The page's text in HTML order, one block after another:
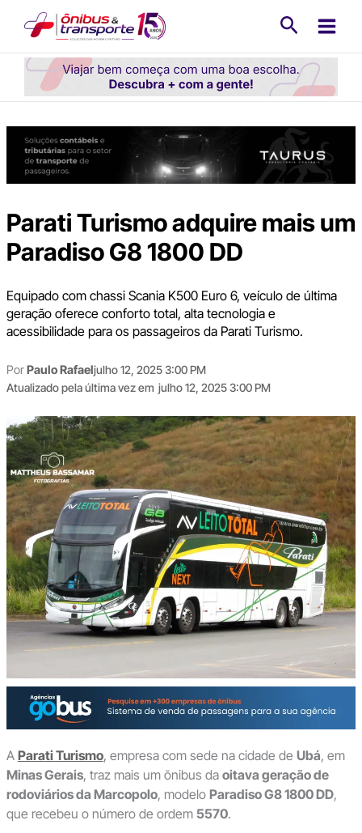
conteúdo
Parati Turismo adquire mais um
Paradiso G8 1800 DD
Equipado com chassi Scania K500 Euro 6, veículo de última
geração oferece conforto total, alta tecnologia e
acessibilidade para os passageiros da Parati Turismo.
PorPaulo Rafaeljulho 12, 2025 3:00 PM
Atualizado pela última vez em julho 12, 2025 3:00 PM
A Parati Turismo, empresa com sede na cidade de Ubá, em
Minas Gerais, traz mais um õnibus da oitava geração de
rodoviários da Marcopolo, modelo Paradiso G8 1800 DD,
que recebeu o número de ordem 5570.